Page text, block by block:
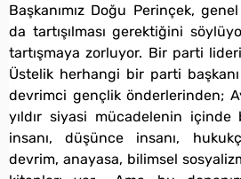
Başkanımız Doğu Perinçek,
da tartışılması gerektiğini
tartışmaya zorluyor. Bir parti
Üstelik herhangi bir parti başkanı
devrimci gençlik önderlerinden;
yıldır siyasi mücadelenin
insanı, düşünce insanı,
devrim, anayasa, bilimsel